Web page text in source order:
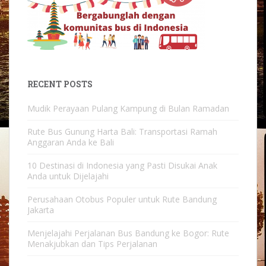
RECENT POSTS
Mudik Perayaan Pulang Kampung di Bulan Ramadan
Rute Bus Gunung Harta Bali: Transportasi Ramah
Anggaran Anda ke Bali
10 Destinasi di Indonesia yang Pasti Disukai Anak
Anda untuk Dijelajahi
Perusahaan Otobus Populer untuk Rute Bandung
Jakarta
Menjelajahi Perjalanan Bus Bandung ke Bogor: Rute
Menakjubkan dan Tips Perjalanan